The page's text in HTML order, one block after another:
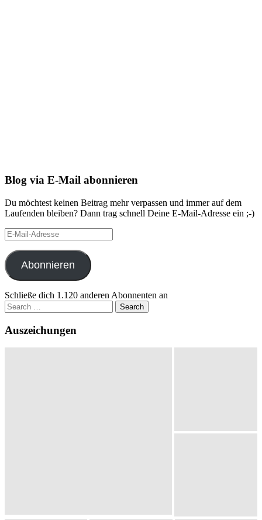
Blog via E-Mail abonnieren
Du möchtest keinen Beitrag mehr verpassen und immer auf dem
Laufenden bleiben? Dann trag schnell Deine E-Mail-Adresse ein ;-)
E-
Mail-
Adresse
Abonnieren
Schließe dich 1.120 anderen Abonnenten an
Search
for:
Auszeichungen